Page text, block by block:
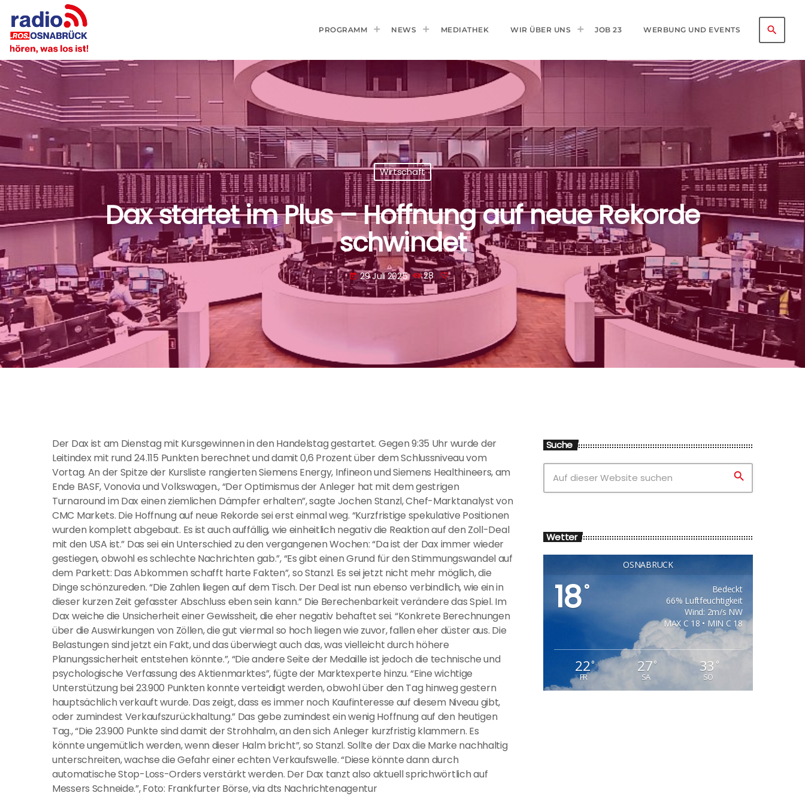
PROGRAMM NEWS MEDIATHEK WIR ÜBER UNS JOB 23 WERBUNG UND EVENTS search
Wirtschaft
Dax startet im Plus – Hoffnung auf neue Rekorde
schwindet
today 29 Juli 2025 28
Der Dax ist am Dienstag mit Kursgewinnen in den Handelstag gestartet. Gegen 9:35 Uhr wurde der
Leitindex mit rund 24.115 Punkten berechnet und damit 0,6 Prozent über dem Schlussniveau vom
Vortag. An der Spitze der Kursliste rangierten Siemens Energy, Infineon und Siemens Healthineers, am
Ende BASF, Vonovia und Volkswagen., “Der Optimismus der Anleger hat mit dem gestrigen
Turnaround im Dax einen ziemlichen Dämpfer erhalten”, sagte Jochen Stanzl, Chef-Marktanalyst von
CMC Markets. Die Hoffnung auf neue Rekorde sei erst einmal weg. “Kurzfristige spekulative Positionen
wurden komplett abgebaut. Es ist auch auffällig, wie einheitlich negativ die Reaktion auf den Zoll-Deal
mit den USA ist.” Das sei ein Unterschied zu den vergangenen Wochen: “Da ist der Dax immer wieder
gestiegen, obwohl es schlechte Nachrichten gab.”, “Es gibt einen Grund für den Stimmungswandel auf
dem Parkett: Das Abkommen schafft harte Fakten”, so Stanzl. Es sei jetzt nicht mehr möglich, die
Dinge schönzureden. “Die Zahlen liegen auf dem Tisch. Der Deal ist nun ebenso verbindlich, wie ein in
dieser kurzen Zeit gefasster Abschluss eben sein kann.” Die Berechenbarkeit verändere das Spiel. Im
Dax weiche die Unsicherheit einer Gewissheit, die eher negativ behaftet sei. “Konkrete Berechnungen
über die Auswirkungen von Zöllen, die gut viermal so hoch liegen wie zuvor, fallen eher düster aus. Die
Belastungen sind jetzt ein Fakt, und das überwiegt auch das, was vielleicht durch höhere
Planungssicherheit entstehen könnte.”, “Die andere Seite der Medaille ist jedoch die technische und
psychologische Verfassung des Aktienmarktes”, fügte der Marktexperte hinzu. “Eine wichtige
Unterstützung bei 23.900 Punkten konnte verteidigt werden, obwohl über den Tag hinweg gestern
hauptsächlich verkauft wurde. Das zeigt, dass es immer noch Kaufinteresse auf diesem Niveau gibt,
oder zumindest Verkaufszurückhaltung.” Das gebe zumindest ein wenig Hoffnung auf den heutigen
Tag., “Die 23.900 Punkte sind damit der Strohhalm, an den sich Anleger kurzfristig klammern. Es
könnte ungemütlich werden, wenn dieser Halm bricht”, so Stanzl. Sollte der Dax die Marke nachhaltig
unterschreiten, wachse die Gefahr einer echten Verkaufswelle. “Diese könnte dann durch
automatische Stop-Loss-Orders verstärkt werden. Der Dax tanzt also aktuell sprichwörtlich auf
Messers Schneide.”, Foto: Frankfurter Börse, via dts Nachrichtenagentur
Suche
search
Wetter
OSNABRÜCK
18°
Bedeckt
66% Luftfeuchtigkeit
Wind: 2m/s NW
MAX C 18 • MIN C 18
22°
FR
27°
SA
33 °
SO